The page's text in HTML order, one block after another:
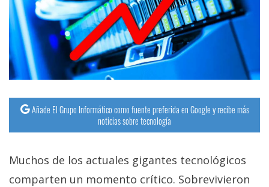
Añade El Grupo Informático como fuente preferida en Google y recibe más
noticias sobre tecnología
Muchos de los actuales gigantes tecnológicos
comparten un momento crítico. Sobrevivieron